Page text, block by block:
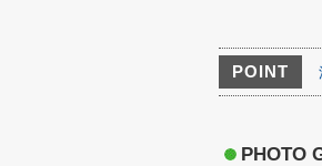
POINT
PHOTO